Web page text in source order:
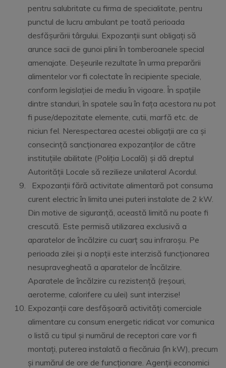
pentru salubritate cu firma de specialitate, pentru
punctul de lucru ambulant pe toată perioada
desfășurării târgului. Expozanții sunt obligați să
arunce sacii de gunoi plini în tomberoanele special
amenajate. Deșeurile rezultate în urma preparării
alimentelor vor fi colectate în recipiente speciale,
conform legislației de mediu în vigoare. În spațiile
dintre standuri, în spatele sau în fața acestora nu pot
fi puse/depozitate elemente, cutii, marfă etc. de
niciun fel. Nerespectarea acestei obligații are ca și
consecință sancționarea expozanților de către
instituțiile abilitate (Poliția Locală) și dă dreptul
Autorității Locale să rezilieze unilateral Acordul.
Expozanții fără activitate alimentară pot consuma
curent electric în limita unei puteri instalate de 2 kW.
Din motive de siguranță, această limită nu poate fi
crescută. Este permisă utilizarea exclusivă a
aparatelor de încălzire cu cuarț sau infraroșu. Pe
perioada zilei și a nopții este interzisă funcționarea
nesupravegheată a aparatelor de încălzire.
Aparatele de încălzire cu rezistență (reșouri,
aeroterme, calorifere cu ulei) sunt interzise!
Expozanții care desfășoară activități comerciale
alimentare cu consum energetic ridicat vor comunica
o listă cu tipul și numărul de receptori care vor fi
montați, puterea instalată a fiecăruia (în kW), precum
și numărul de ore de funcționare. Agenții economici